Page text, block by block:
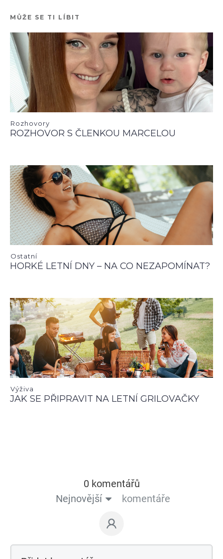
MŮŽE SE TI LÍBIT
Rozhovory
ROZHOVOR S ČLENKOU MARCELOU
Ostatní
HORKÉ LETNÍ DNY – NA CO NEZAPOMÍNAT?
Výživa
JAK SE PŘIPRAVIT NA LETNÍ GRILOVAČKY
0 komentářů
Nejnovější
komentáře